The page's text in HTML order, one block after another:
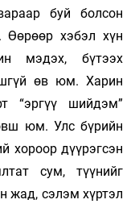
буй болсон
Өөрөөр хэбэл хүн
мэдэх, бүтээх
өв юм. Харин
“эргүү шийдэм”
юм. Улс бүрийн
хороор дүүрэгсэн
сум, түүнийг
жад, сэлэм хүртэл